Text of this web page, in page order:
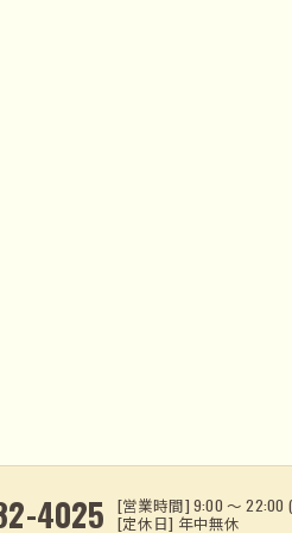
4025 [営業時間] 9:00 〜 22:00
[定休日] 年中無休